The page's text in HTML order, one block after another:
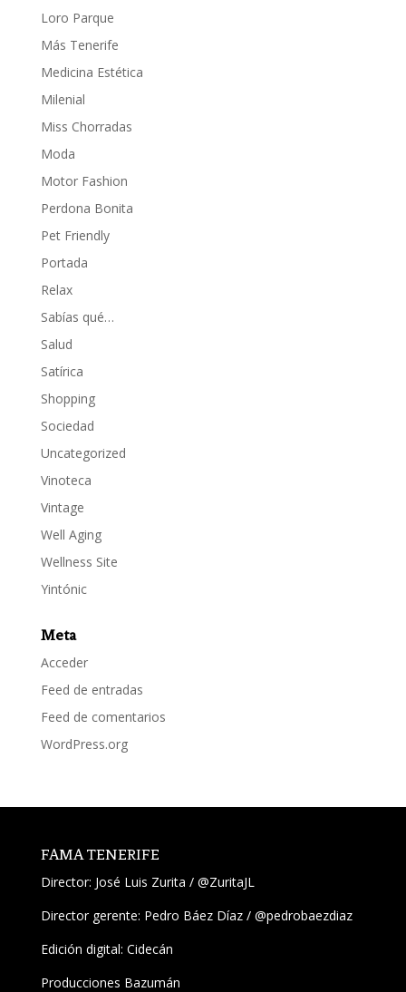
Loro Parque
Más Tenerife
Medicina Estética
Milenial
Miss Chorradas
Moda
Motor Fashion
Perdona Bonita
Pet Friendly
Portada
Relax
Sabías qué…
Salud
Satírica
Shopping
Sociedad
Uncategorized
Vinoteca
Vintage
Well Aging
Wellness Site
Yintónic
Meta
Acceder
Feed de entradas
Feed de comentarios
WordPress.org
FAMA TENERIFE
Director: José Luis Zurita / @ZuritaJL
Director gerente: Pedro Báez Díaz / @pedrobaezdiaz
Edición digital: Cidecán
Producciones Bazumán